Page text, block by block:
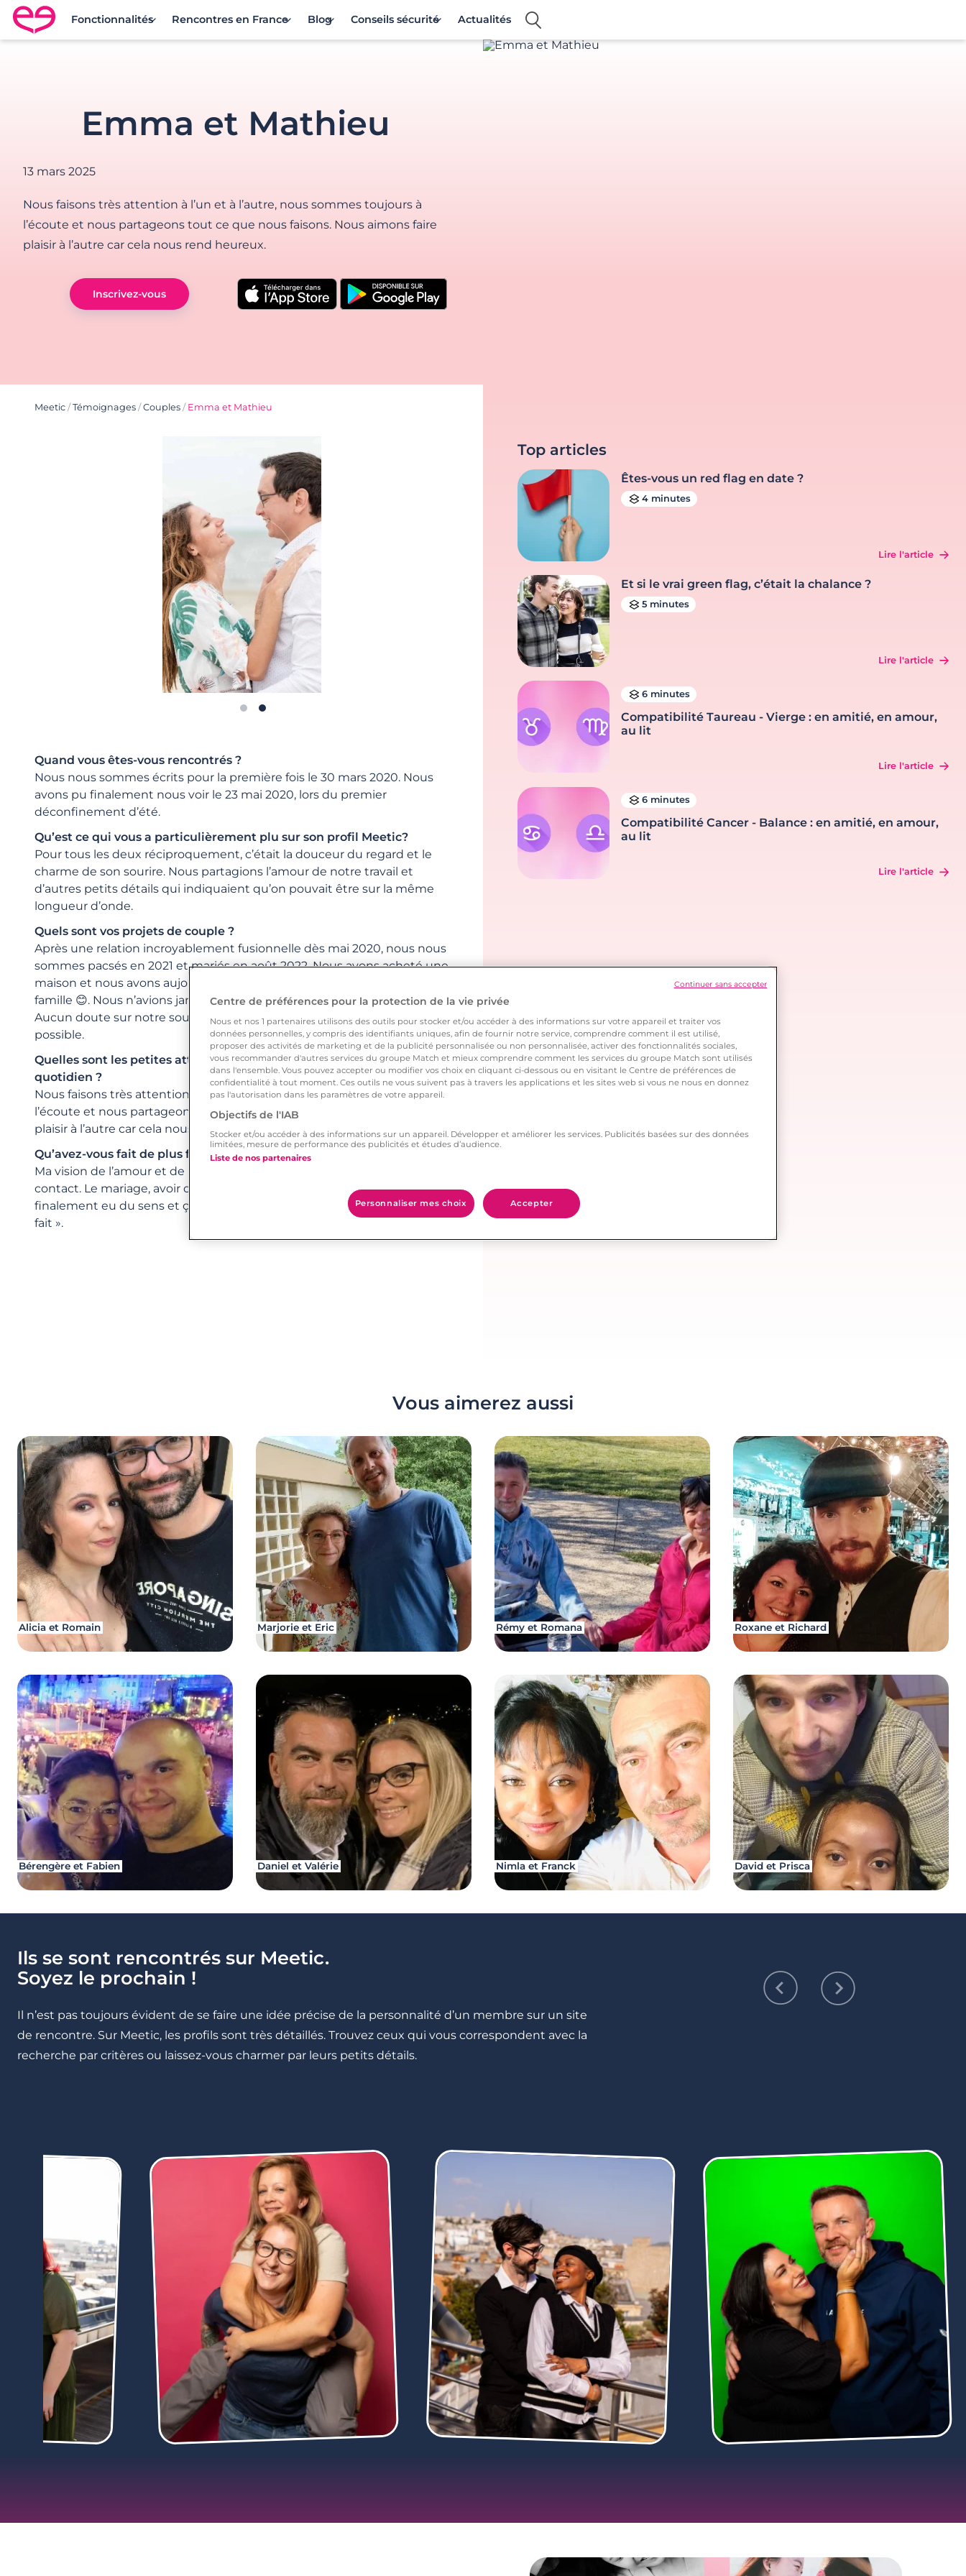
Rencontre en France avec Meetic
Fonctionnalités Rencontres en France Blog Conseils sécurité Actualités
Emma et Mathieu
13 mars 2025
Nous faisons très attention à l’un et à l’autre, nous sommes toujours à
l’écoute et nous partageons tout ce que nous faisons. Nous aimons faire
plaisir à l’autre car cela nous rend heureux.
Inscrivez-vous
Meetic /Témoignages /Couples / Emma et Mathieu
Quand vous êtes-vous rencontrés ?
Nous nous sommes écrits pour la première fois le 30 mars 2020. Nous
avons pu finalement nous voir le 23 mai 2020, lors du premier
déconfinement d’été.
Qu’est ce qui vous a particulièrement plu sur son profil Meetic?
Pour tous les deux réciproquement, c’était la douceur du regard et le
charme de son sourire. Nous partagions l’amour de notre travail et
d’autres petits détails qui indiquaient qu’on pouvait être sur la même
longueur d’onde.
Quels sont vos projets de couple ?
Après une relation incroyablement fusionnelle dès mai 2020, nous nous
sommes pacsés en 2021 et mariés en août 2022. Nous avons acheté une
maison et nous avons aujourd’hui un projet d’agrandissement de
famille 😊. Nous n’avions jamais vécu une relation comme la nôtre.
Aucun doute sur notre souhait de rester ensemble le plus longtemps
possible.
Quelles sont les petites attentions que vous faites l’un pour l’autre au
quotidien ?
Nous faisons très attention à l’un et à l’autre, nous sommes toujours à
l’écoute et nous partageons tout ce que nous faisons. Nous aimons faire
plaisir à l’autre car cela nous rend heureux.
Qu’avez-vous fait de plus fou pour lui/elle ?
Ma vision de l’amour et de l’engagement à totalement changé à son
contact. Le mariage, avoir des enfants et se dire « pour toujours » à
finalement eu du sens et ça, c’est fou ! C’est se dire « ah oui, ça existe en
fait ».
Top articles
Êtes-vous un red flag en date ?
4 minutes
Lire l'article
Et si le vrai green flag, c’était la chalance ?
5 minutes
Lire l'article
6 minutes
Compatibilité Taureau - Vierge : en amitié, en amour,
au lit
Lire l'article
6 minutes
Compatibilité Cancer - Balance : en amitié, en amour,
au lit
Lire l'article
Vous aimerez aussi
Alicia et Romain Marjorie et Eric Rémy et Romana Roxane et Richard
Bérengère et Fabien Daniel et Valérie Nimla et Franck David et Prisca
Ils se sont rencontrés sur Meetic.
Soyez le prochain !
Il n’est pas toujours évident de se faire une idée précise de la personnalité d’un membre sur un site
de rencontre. Sur Meetic, les profils sont très détaillés. Trouvez ceux qui vous correspondent avec la
recherche par critères ou laissez-vous charmer par leurs petits détails.
Centre de préférences pour la protection de la vie privée
Nous et nos 1 partenaires utilisons des outils pour stocker et/ou accéder à des informations sur votre appareil et traiter vos
données personnelles, y compris des identifiants uniques, afin de fournir notre service, comprendre comment il est utilisé,
proposer des activités de marketing et de la publicité personnalisée ou non personnalisée, activer des fonctionnalités sociales,
vous recommander d'autres services du groupe Match et mieux comprendre comment les services du groupe Match sont utilisés
dans l'ensemble. Vous pouvez accepter ou modifier vos choix en cliquant ci-dessous ou en visitant le Centre de préférences de
confidentialité à tout moment. Ces outils ne vous suivent pas à travers les applications et les sites web si vous ne nous en donnez
pas l'autorisation dans les paramètres de votre appareil.
Objectifs de l'IAB
Stocker et/ou accéder à des informations sur un appareil. Développer et améliorer les services. Publicités basées sur des données
limitées, mesure de performance des publicités et études d’audience.
Liste de nos partenaires
Personnaliser mes choix Accepter
Continuer sans accepter